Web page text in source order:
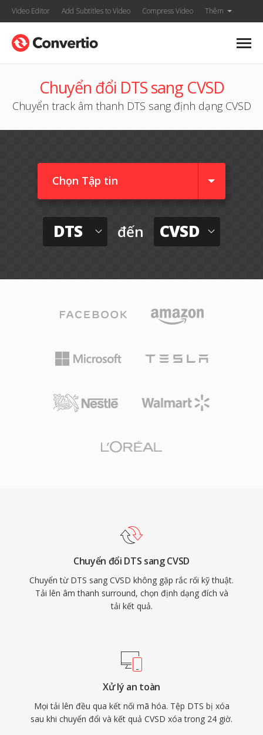
Video Editor Add Subtitles to Video Compress Video Thêm
Chuyển đổi DTS sang CVSD
Chuyển track âm thanh DTS sang định dạng CVSD
Chọn Tập tin
DTS đến CVSD
Chuyển đổi DTS sang CVSD
Chuyển từ DTS sang CVSD không gặp rắc rối kỹ thuật.
Tải lên âm thanh surround, chọn định dạng đích và
tải kết quả.
Xử lý an toàn
Mọi tải lên đều qua kết nối mã hóa. Tệp DTS bị xóa
sau khi chuyển đổi và kết quả CVSD xóa trong 24 giờ.